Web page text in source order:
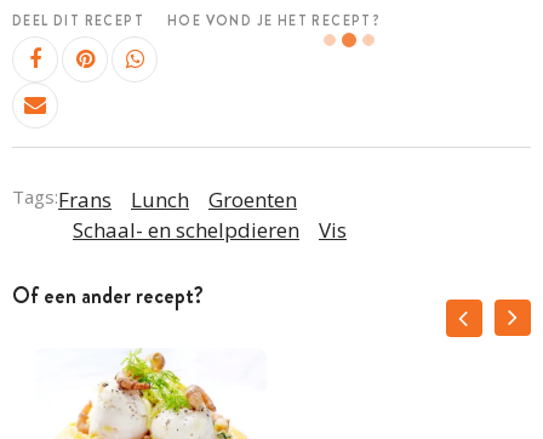
DEEL DIT RECEPT HOE VOND JE HET RECEPT?
Tags:Frans Lunch
Groenten
Schaal- en schelpdieren
Vis
Of een ander recept?